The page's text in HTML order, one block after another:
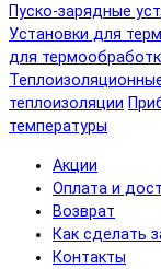
Пуско-зарядные
Установки для
для
теплоизоляции
температуры
Акции
Оплата и
Возврат
Как сделать
Контакты